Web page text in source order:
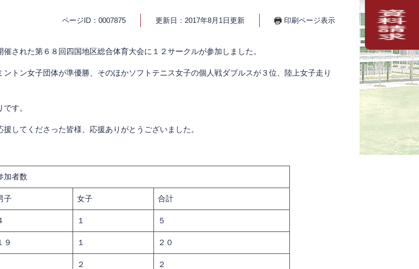
ページID：0007875 更新日：2017年8月1日更新 印刷ページ表示
された第６８回四国地区総合体育大会に１２サークルが参加しました。
トン女子団体が準優勝、そのほかソフトテニス女子の個人戦ダブルスが３位、陸上女子走り
す。
してくださった皆様、応援ありがとうございました。
加者数
子 女子 合計
１ ５
９ １ ２０
２ ２